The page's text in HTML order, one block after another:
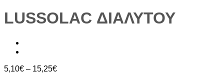
LUSSOLAC ΔΙΑΛΥΤΟΥ
5,10€ – 15,25€Price